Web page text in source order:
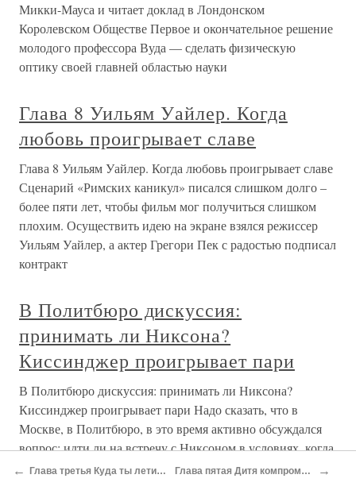
Микки-Мауса и читает доклад в Лондонском
Королевском Обществе Первое и окончательное решение
молодого профессора Вуда — сделать физическую
оптику своей главней областью науки
Глава 8 Уильям Уайлер. Когда
любовь проигрывает славе
Глава 8 Уильям Уайлер. Когда любовь проигрывает славе
Сценарий «Римских каникул» писался слишком долго –
более пяти лет, чтобы фильм мог получиться слишком
плохим. Осуществить идею на экране взялся режиссер
Уильям Уайлер, а актер Грегори Пек с радостью подписал
контракт
В Политбюро дискуссия:
принимать ли Никсона?
Киссинджер проигрывает пари
В Политбюро дискуссия: принимать ли Никсона?
Киссинджер проигрывает пари Надо сказать, что в
Москве, в Политбюро, в это время активно обсуждался
вопрос: идти ли на встречу с Никсоном в условиях, когда
он бомбит союзника СССР. Мнения разделились.
← Глава третья Куда ты летишь? Глава пятая Дитя компромисса →